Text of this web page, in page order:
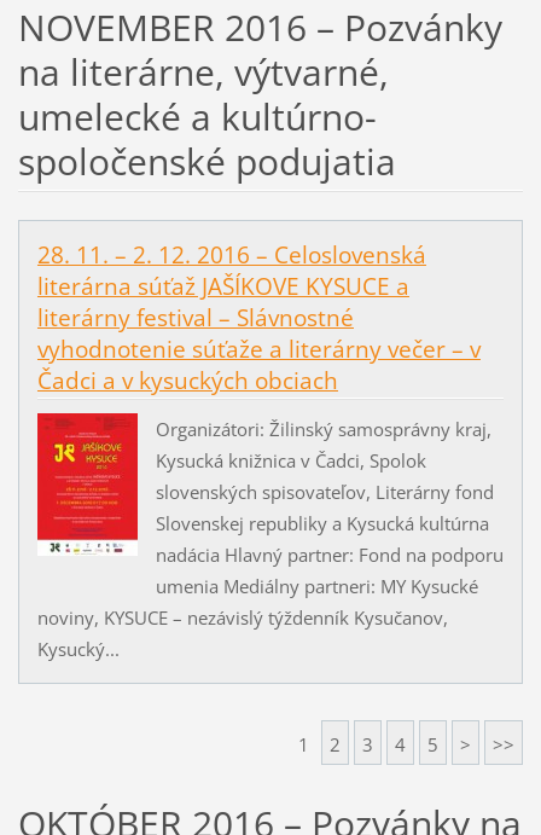
NOVEMBER 2016 – Pozvánky
na literárne, výtvarné,
umelecké a kultúrno-
spoločenské podujatia
28. 11. – 2. 12. 2016 – Celoslovenská
literárna súťaž JAŠÍKOVE KYSUCE a
literárny festival – Slávnostné
vyhodnotenie súťaže a literárny večer – v
Čadci a v kysuckých obciach
Organizátori: Žilinský samosprávny kraj,
Kysucká knižnica v Čadci, Spolok
slovenských spisovateľov, Literárny fond
Slovenskej republiky a Kysucká kultúrna
nadácia Hlavný partner: Fond na podporu
umenia Mediálny partneri: MY Kysucké
noviny, KYSUCE – nezávislý týždenník Kysučanov,
Kysucký...
1 2 3 4 5 > >>
OKTÓBER 2016 – Pozvánky na